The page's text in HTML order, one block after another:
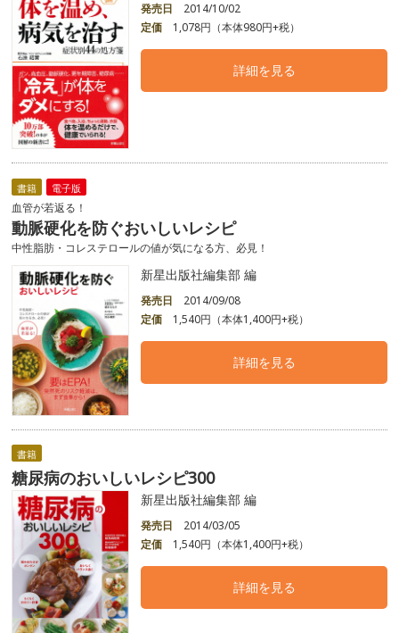
発売日
2014/10/02
定価
1,078円（本体980円+税）
詳細を見る
書籍 電子版
血管が若返る！
動脈硬化を防ぐおいしいレシピ
中性脂肪・コレステロールの値が気になる方、必見！
新星出版社編集部 編
発売日
2014/09/08
定価
1,540円（本体1,400円+税）
詳細を見る
書籍
糖尿病のおいしいレシピ300
新星出版社編集部 編
発売日
2014/03/05
定価
1,540円（本体1,400円+税）
詳細を見る